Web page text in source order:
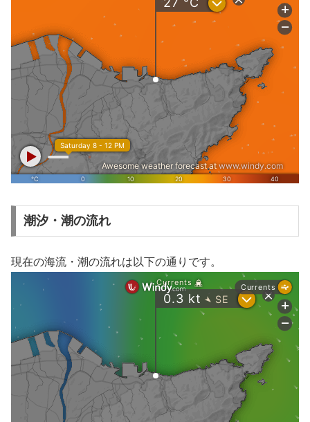
潮汐・潮の流れ
現在の海流・潮の流れは以下の通りです。